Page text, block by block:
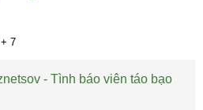
7
- Tình báo viên táo bạo